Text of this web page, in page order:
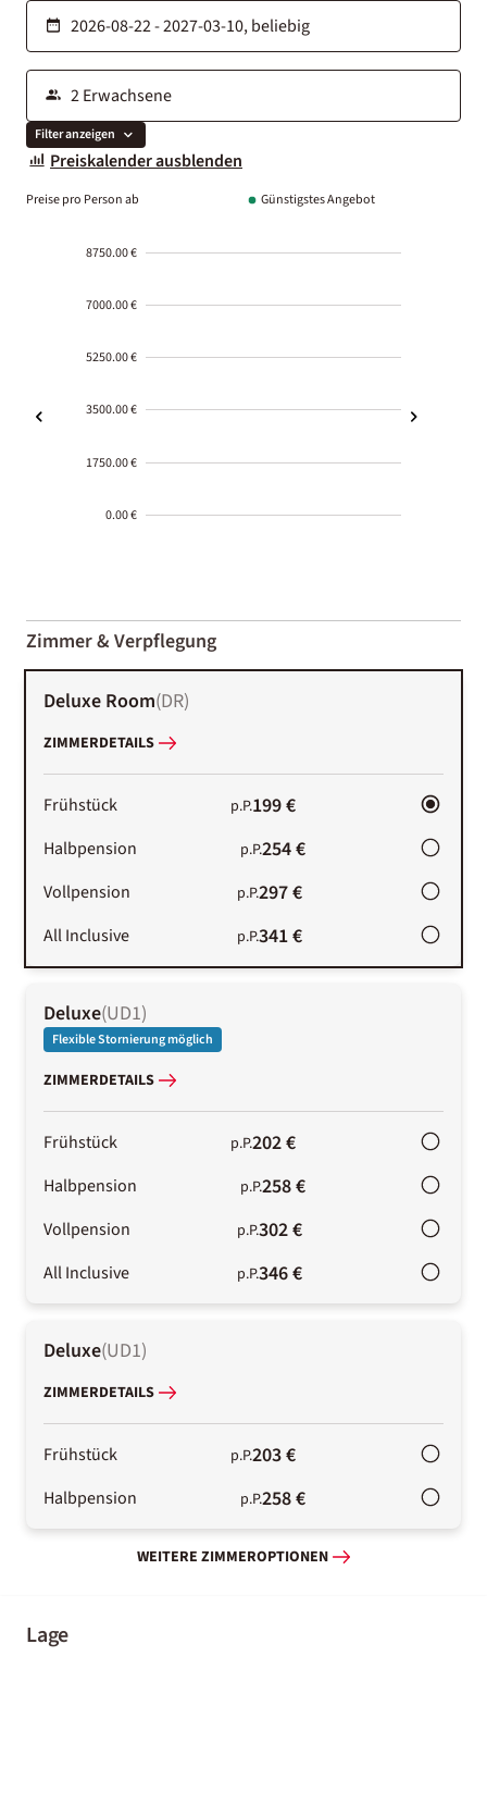
Filter anzeigen
Preiskalender ausblenden
Preise pro Person ab Günstigstes Angebot
8750.00 €
7000.00 €
5250.00 €
3500.00 €
1750.00 €
0.00 €
01-02
Zimmer & Verpflegung
Deluxe Room(DR)
ZIMMERDETAILS
Frühstück p.P.199 €
Halbpension p.P.254 €
Vollpension p.P.297 €
All Inclusive p.P.341 €
Deluxe(UD1)
Flexible Stornierung möglich
ZIMMERDETAILS
Frühstück p.P.202 €
Halbpension p.P.258 €
Vollpension p.P.302 €
All Inclusive p.P.346 €
Deluxe(UD1)
ZIMMERDETAILS
Frühstück p.P.203 €
Halbpension p.P.258 €
WEITERE ZIMMEROPTIONEN
Lage